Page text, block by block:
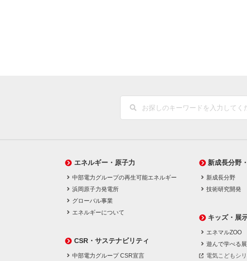
エネルギー・原子力
中部電力グループの再生可能エネルギー
浜岡原子力発電所
グローバル事業
エネルギーについて
CSR・サステナビリティ
中部電力グループ CSR宣言
新成長分野
新成長分野
技術研究開発
キッズ・展
エネマルZOO
遊んで学べる
電気こどもシ